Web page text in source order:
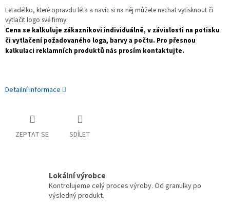
Letadélko, které opravdu léta a navíc si na něj můžete nechat vytisknout či
vytlačit logo své firmy.
Cena se kalkuluje zákazníkovi individuálně, v závislosti na potisku
či vytlačení požadovaného loga, barvy a počtu. Pro přesnou
kalkulaci reklamních produktů nás prosím kontaktujte.
Detailní informace
ZEPTAT SE SDÍLET
Lokální výrobce
Kontrolujeme celý proces výroby. Od granulky po
výsledný produkt.